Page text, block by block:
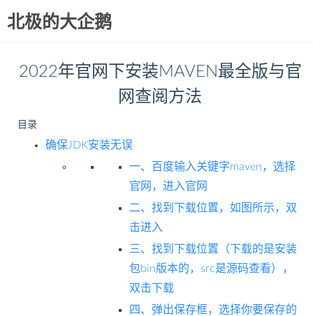
北极的大企鹅
2022年官网下安装MAVEN最全版与官
网查阅方法
目录
确保JDK安装无误
一、百度输入关键字maven，选择
官网，进入官网
二、找到下载位置，如图所示，双
击进入
三、找到下载位置（下载的是安装
包bin版本的，src是源码查看），
双击下载
四、弹出保存框，选择你要保存的